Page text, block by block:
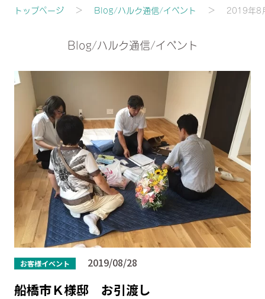
トップページ Blog/ハルク通信/イベント 2019年8
Blog/ハルク通信/イベント
お客様イベント 2019/08/28
船橋市Ｋ様邸 お引渡し